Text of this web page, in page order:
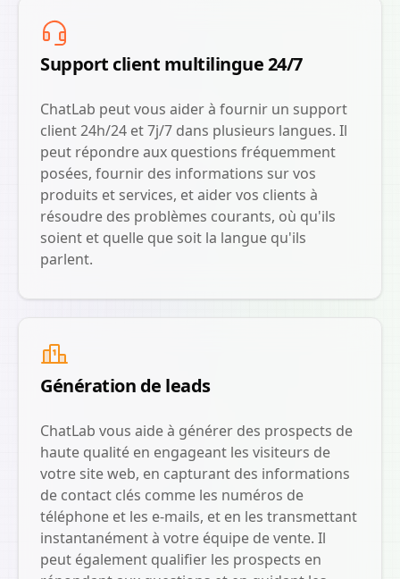
Support client multilingue 24/7
ChatLab peut vous aider à fournir un support
client 24h/24 et 7j/7 dans plusieurs langues. Il
peut répondre aux questions fréquemment
posées, fournir des informations sur vos
produits et services, et aider vos clients à
résoudre des problèmes courants, où qu'ils
soient et quelle que soit la langue qu'ils
parlent.
Génération de leads
ChatLab vous aide à générer des prospects de
haute qualité en engageant les visiteurs de
votre site web, en capturant des informations
de contact clés comme les numéros de
téléphone et les e-mails, et en les transmettant
instantanément à votre équipe de vente. Il
peut également qualifier les prospects en